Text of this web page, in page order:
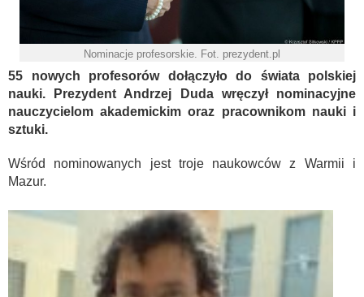
Nominacje profesorskie. Fot. prezydent.pl
55 nowych profesorów dołączyło do świata polskiej
nauki. Prezydent Andrzej Duda wręczył nominacyjne
nauczycielom akademickim oraz pracownikom nauki i
sztuki.
Wśród nominowanych jest troje naukowców z Warmii i
Mazur.